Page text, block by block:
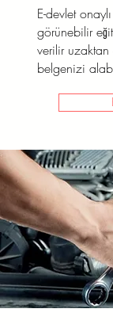
E-devlet
görünebilir
verilir uzaktan
belgenizi